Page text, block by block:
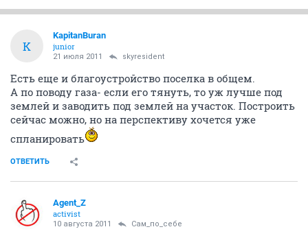
K
KapitanBuran
junior
21 июля 2011 skyresident
Есть еще и благоустройство поселка в общем.
А по поводу газа- если его тянуть, то уж лучше под
землей и заводить под землей на участок. Построить
сейчас можно, но на перспективу хочется уже
спланировать
ОТВЕТИТЬ
Agent_Z
activist
10 августа 2011 Сам_по_себе